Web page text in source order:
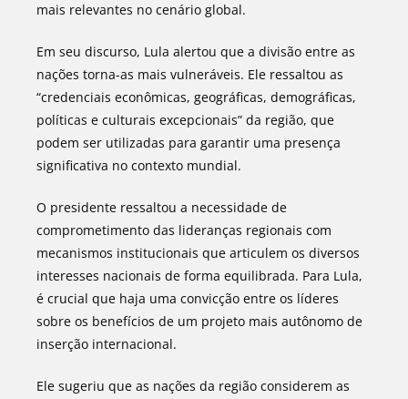
mais relevantes no cenário global.
Em seu discurso, Lula alertou que a divisão entre as
nações torna-as mais vulneráveis. Ele ressaltou as
“credenciais econômicas, geográficas, demográficas,
políticas e culturais excepcionais” da região, que
podem ser utilizadas para garantir uma presença
significativa no contexto mundial.
O presidente ressaltou a necessidade de
comprometimento das lideranças regionais com
mecanismos institucionais que articulem os diversos
interesses nacionais de forma equilibrada. Para Lula,
é crucial que haja uma convicção entre os líderes
sobre os benefícios de um projeto mais autônomo de
inserção internacional.
Ele sugeriu que as nações da região considerem as